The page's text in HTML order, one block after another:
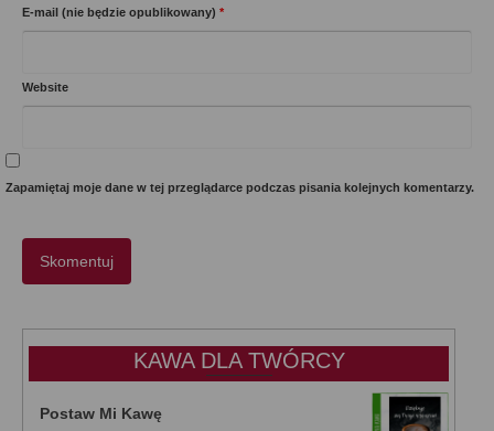
E-mail (nie będzie opublikowany) *
Website
Zapamiętaj moje dane w tej przeglądarce podczas pisania kolejnych komentarzy.
KAWA DLA TWÓRCY
Postaw Mi Kawę